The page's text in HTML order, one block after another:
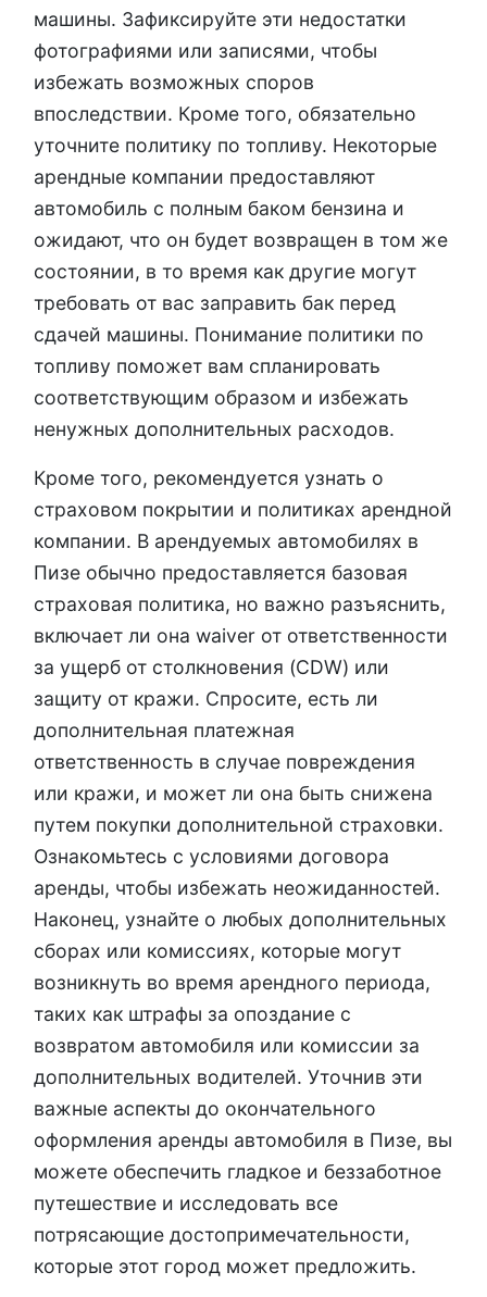
машины. Зафиксируйте эти недостатки
фотографиями или записями, чтобы
избежать возможных споров
впоследствии. Кроме того, обязательно
уточните политику по топливу. Некоторые
арендные компании предоставляют
автомобиль с полным баком бензина и
ожидают, что он будет возвращен в том же
состоянии, в то время как другие могут
требовать от вас заправить бак перед
сдачей машины. Понимание политики по
топливу поможет вам спланировать
соответствующим образом и избежать
ненужных дополнительных расходов.
Кроме того, рекомендуется узнать о
страховом покрытии и политиках арендной
компании. В арендуемых автомобилях в
Пизе обычно предоставляется базовая
страховая политика, но важно разъяснить,
включает ли она waiver от ответственности
за ущерб от столкновения (CDW) или
защиту от кражи. Спросите, есть ли
дополнительная платежная
ответственность в случае повреждения
или кражи, и может ли она быть снижена
путем покупки дополнительной страховки.
Ознакомьтесь с условиями договора
аренды, чтобы избежать неожиданностей.
Наконец, узнайте о любых дополнительных
сборах или комиссиях, которые могут
возникнуть во время арендного периода,
таких как штрафы за опоздание с
возвратом автомобиля или комиссии за
дополнительных водителей. Уточнив эти
важные аспекты до окончательного
оформления аренды автомобиля в Пизе, вы
можете обеспечить гладкое и беззаботное
путешествие и исследовать все
потрясающие достопримечательности,
которые этот город может предложить.